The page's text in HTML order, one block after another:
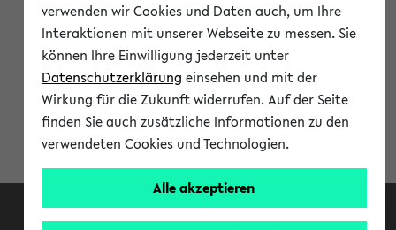
Bitte melden Sie sich an:
Anmeldung am eKVV
verwenden wir Cookies und Daten auch, um Ihre
Interaktionen mit unserer Webseite zu messen. Sie
können Ihre Einwilligung jederzeit unter
Datenschutzerklärung einsehen und mit der
Wirkung für die Zukunft widerrufen. Auf der Seite
finden Sie auch zusätzliche Informationen zu den
verwendeten Cookies und Technologien.
Alle akzeptieren